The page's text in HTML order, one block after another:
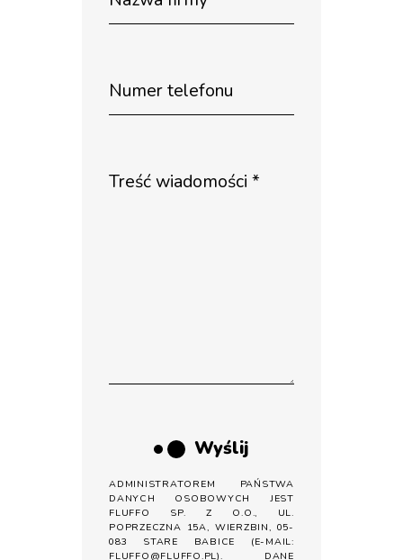
Wyślij
ADMINISTRATOREM PAŃSTWA
DANYCH OSOBOWYCH JEST
FLUFFO SP. Z O.O., UL.
POPRZECZNA 15A, WIERZBIN, 05-
083 STARE BABICE (E-MAIL:
FLUFFO@FLUFFO.PL). DANE